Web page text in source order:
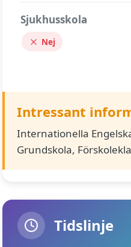
Sjukhusskola
Nej
Intressant
Internationella
Grundskola,
Tidslinje